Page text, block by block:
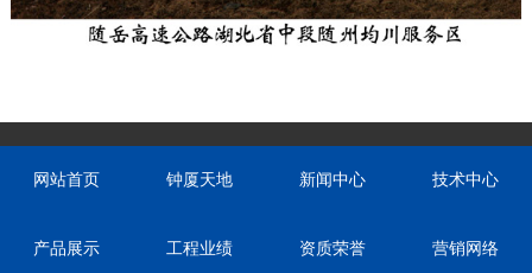
网站首页 钟厦天地 新闻中心 技术中心
产品展示 工程业绩 资质荣誉 营销网络